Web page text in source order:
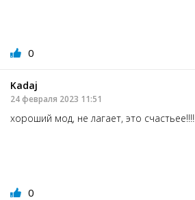
0
Kadaj
24 февраля 2023 11:51
хороший мод, не лагает, это
0